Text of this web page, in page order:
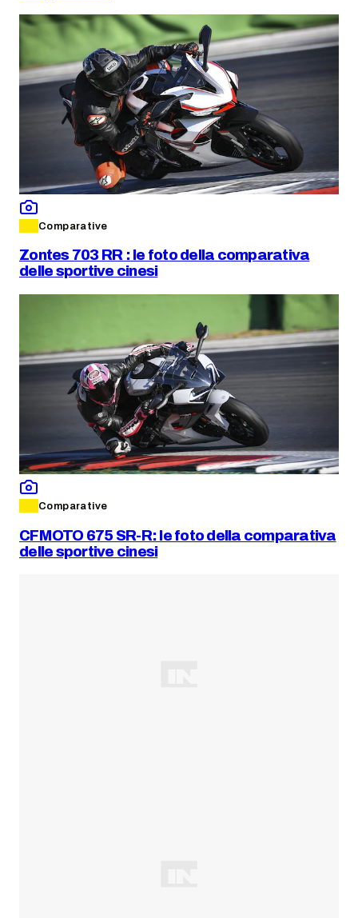
Comparative
Zontes 703 RR : le foto della comparativa
delle sportive cinesi
Comparative
CFMOTO 675 SR-R: le foto della comparativa
delle sportive cinesi